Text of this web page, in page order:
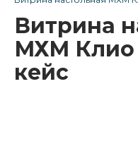
Витрина
МХМ Клио
кейс